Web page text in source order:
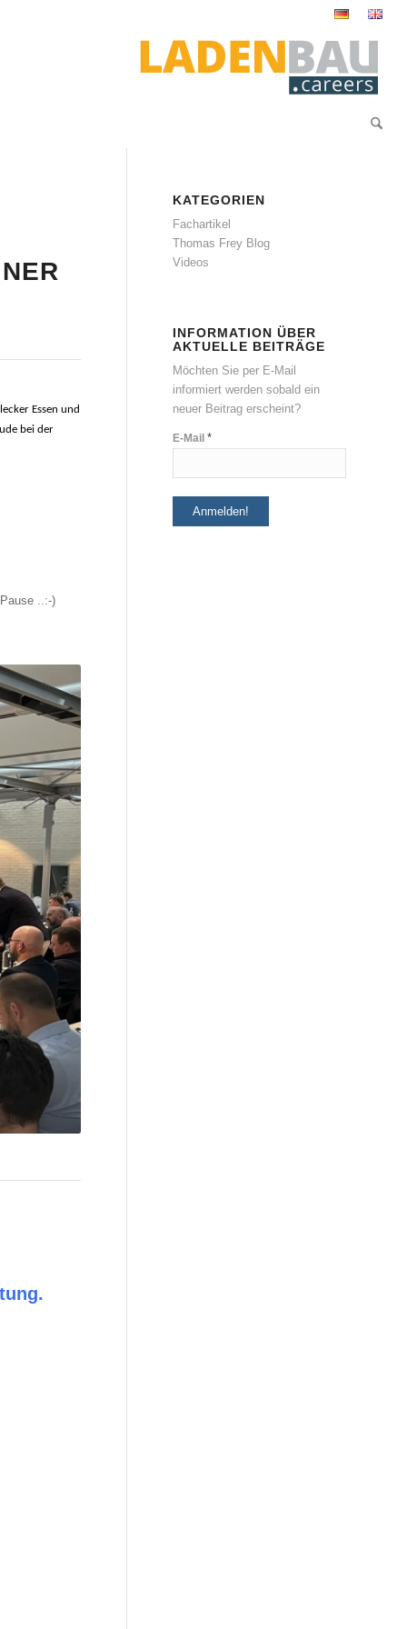
Essen und
bei der
..:-)
KATEGORIEN
Fachartikel
Thomas Frey Blog
Videos
INFORMATION ÜBER
AKTUELLE BEITRÄGE
Möchten Sie per E-Mail
informiert werden sobald ein
neuer Beitrag erscheint?
E-Mail *